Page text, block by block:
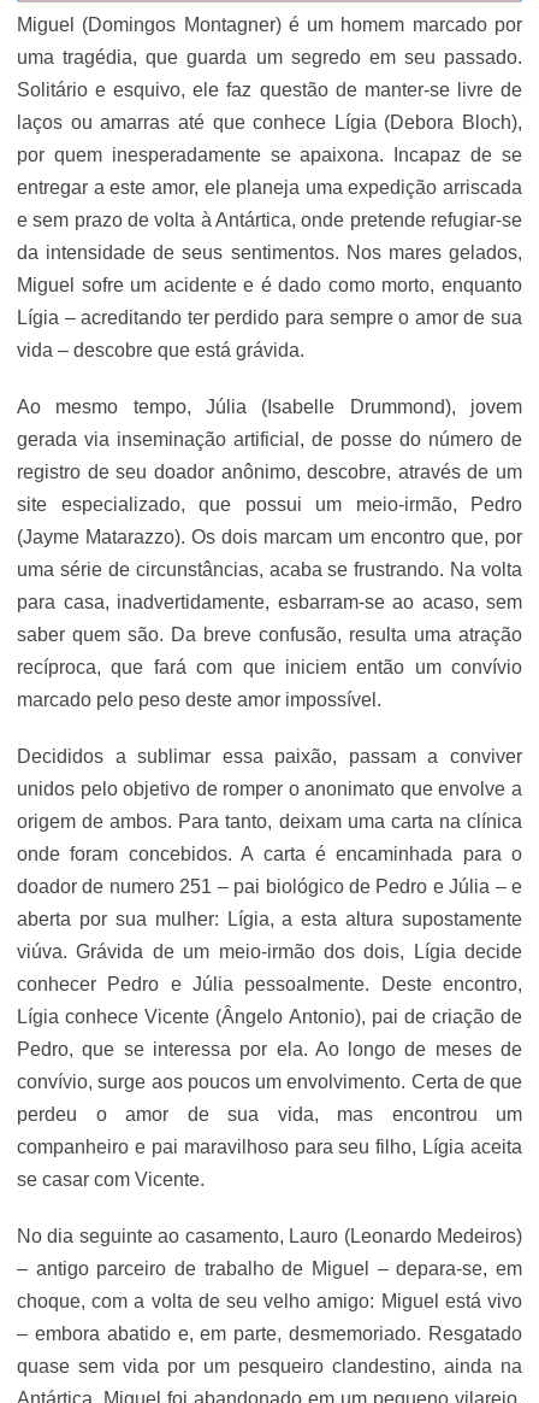
Miguel (Domingos Montagner) é um homem marcado por
uma tragédia, que guarda um segredo em seu passado.
Solitário e esquivo, ele faz questão de manter-se livre de
laços ou amarras até que conhece Lígia (Debora Bloch),
por quem inesperadamente se apaixona. Incapaz de se
entregar a este amor, ele planeja uma expedição arriscada
e sem prazo de volta à Antártica, onde pretende refugiar-se
da intensidade de seus sentimentos. Nos mares gelados,
Miguel sofre um acidente e é dado como morto, enquanto
Lígia – acreditando ter perdido para sempre o amor de sua
vida – descobre que está grávida.
Ao mesmo tempo, Júlia (Isabelle Drummond), jovem
gerada via inseminação artificial, de posse do número de
registro de seu doador anônimo, descobre, através de um
site especializado, que possui um meio-irmão, Pedro
(Jayme Matarazzo). Os dois marcam um encontro que, por
uma série de circunstâncias, acaba se frustrando. Na volta
para casa, inadvertidamente, esbarram-se ao acaso, sem
saber quem são. Da breve confusão, resulta uma atração
recíproca, que fará com que iniciem então um convívio
marcado pelo peso deste amor impossível.
Decididos a sublimar essa paixão, passam a conviver
unidos pelo objetivo de romper o anonimato que envolve a
origem de ambos. Para tanto, deixam uma carta na clínica
onde foram concebidos. A carta é encaminhada para o
doador de numero 251 – pai biológico de Pedro e Júlia – e
aberta por sua mulher: Lígia, a esta altura supostamente
viúva. Grávida de um meio-irmão dos dois, Lígia decide
conhecer Pedro e Júlia pessoalmente. Deste encontro,
Lígia conhece Vicente (Ângelo Antonio), pai de criação de
Pedro, que se interessa por ela. Ao longo de meses de
convívio, surge aos poucos um envolvimento. Certa de que
perdeu o amor de sua vida, mas encontrou um
companheiro e pai maravilhoso para seu filho, Lígia aceita
se casar com Vicente.
No dia seguinte ao casamento, Lauro (Leonardo Medeiros)
– antigo parceiro de trabalho de Miguel – depara-se, em
choque, com a volta de seu velho amigo: Miguel está vivo
– embora abatido e, em parte, desmemoriado. Resgatado
quase sem vida por um pesqueiro clandestino, ainda na
Antártica, Miguel foi abandonado em um pequeno vilarejo.